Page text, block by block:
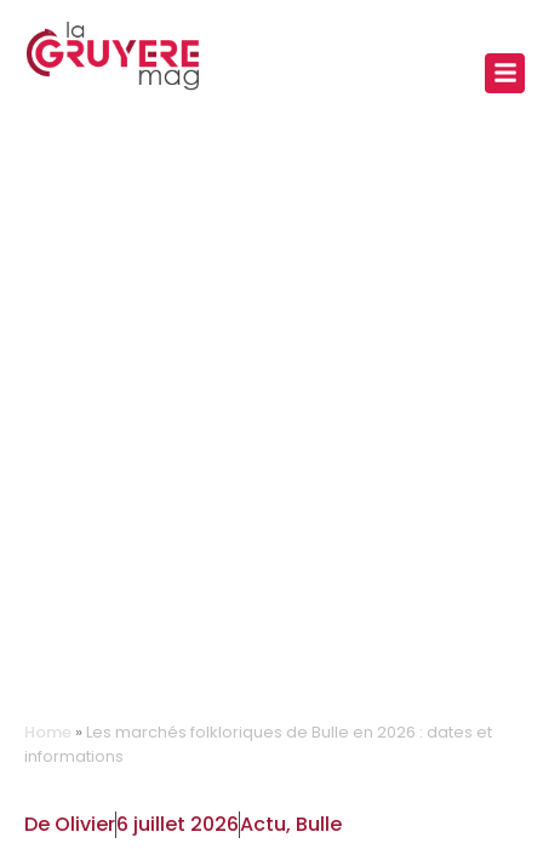
Home » Les marchés folkloriques de Bulle en 2026 : dates et
informations
De Olivier6 juillet 2026Actu, Bulle